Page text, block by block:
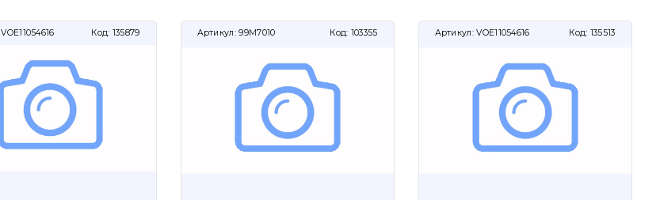
VOE11054616 Код: 135879 Артикул: 99M7010 Код: 103355 Артикул: VOE11054616 Код: 135513